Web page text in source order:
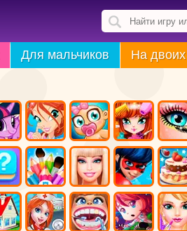
Для мальчиков На двоих